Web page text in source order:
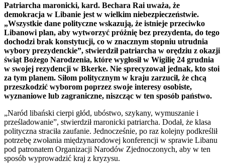
Patriarcha maronicki, kard. Bechara Rai uważa, że
demokracja w Libanie jest w wielkim niebezpieczeństwie.
„Wszystkie dane polityczne wskazują, że istnieje przeciwko
Libanowi plan, aby wytworzyć próżnię bez prezydenta, do tego
dochodzi brak konstytucji, co w znacznym stopniu utrudnia
wybory prezydenckie”, stwierdził patriarcha w orędziu z okazji
świąt Bożego Narodzenia, które wygłosił w Wigilię 24 grudnia
w swojej rezydencji w Bkerke. Nie sprecyzował jednak, kto stoi
za tym planem. Siłom politycznym w kraju zarzucił, że chcą
przeszkodzić wyborom poprzez swoje interesy osobiste,
wyznaniowe lub zagraniczne, niszcząc w ten sposób państwo.
„Naród libański cierpi głód, ubóstwo, szykany, wymuszanie i
prześladowanie”, stwierdził maronicki patriarcha. Dodał, że klasa
polityczna straciła zaufanie. Jednocześnie, po raz kolejny podkreślił
potrzebę zwołania międzynarodowej konferencji w sprawie Libanu
pod patronatem Organizacji Narodów Zjednoczonych, aby w ten
sposób wyprowadzić kraj z kryzysu.